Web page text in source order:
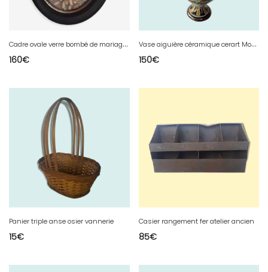
C
adre ovale verre bombé de mariage Napoléon III
160€
V
ase aiguière céramique cerart Monaco des années 50
150€
Panier triple anse osier vannerie
15€
Casier rangement fer atelier ancien
85€